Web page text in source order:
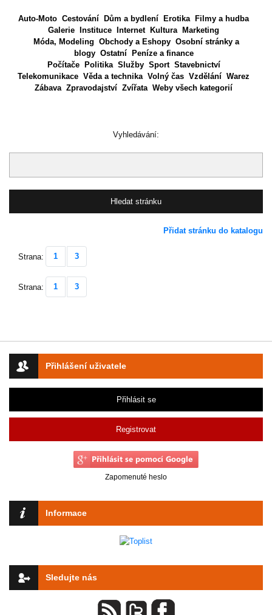
Přihlášení uživatele
Přihlásit se
Registrovat
Zapomenuté heslo
Informace
Sledujte nás
Auto-Moto Cestování Dům a bydlení Erotika
Filmy a hudba
Galerie
Instituce Internet Kultura
Marketing
Móda, Modeling Obchody a Eshopy Osobní stránky a
blogy Ostatní
Peníze a finance
Počítače
Politika Služby Sport Stavebnictví
Telekomunikace Věda a technika Volný čas Vzdělání Warez
Zábava Zpravodajství Zvířata Weby všech kategorií
Vyhledávání:
Přidat stránku do katalogu
Strana: 1 3
Strana: 1 3